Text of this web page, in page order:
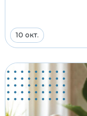
10 окт.